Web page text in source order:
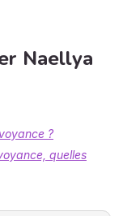
Naellya
?
quelles